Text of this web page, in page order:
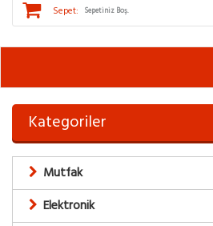
Sepet: Sepetiniz Boş.
Kategoriler
Mutfak
Elektronik